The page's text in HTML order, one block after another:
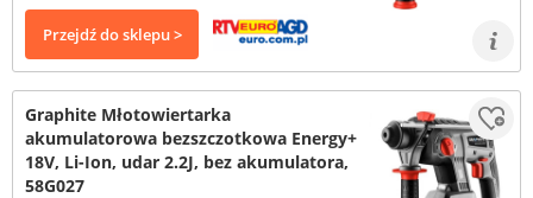
Przejdź do sklepu >
Graphite Młotowiertarka
akumulatorowa bezszczotkowa Energy+
18V, Li-Ion, udar 2.2J, bez akumulatora,
58G027